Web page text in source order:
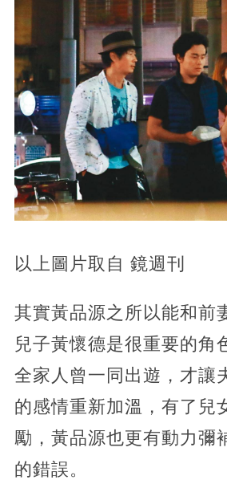
以上圖片取自 鏡週刊
其實黃品源之所以能和前
兒子黃懷德是很重要的角
全家人曾一同出遊，才讓
的感情重新加溫，有了兒
勵，黃品源也更有動力彌
的錯誤。